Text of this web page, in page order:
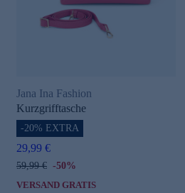
Jana Ina Fashion
Kurzgrifftasche
-20% EXTRA
29,99 €
59,99 € -50%
VERSAND GRATIS